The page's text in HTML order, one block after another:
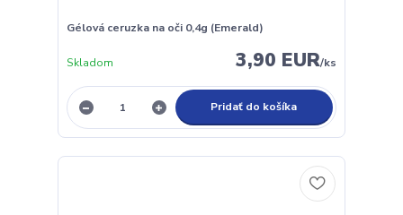
Gélová ceruzka na oči 0,4g (Emerald)
3,90 EUR/ks
Skladom
Pridať do košíka